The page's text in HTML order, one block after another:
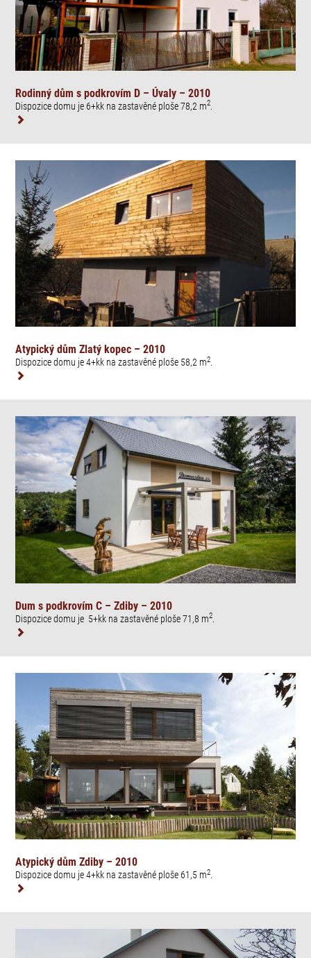
Rodinný dům s podkrovím D – Úvaly – 2010
Dispozice domu je 6+kk na zastavěné ploše 78,2 m2
Atypický dům Zlatý kopec – 2010
Dispozice domu je 4+kk na zastavěné ploše 58,2 m2
Dum s podkrovím C – Zdiby – 2010
Dispozice domu je 5+kk na zastavěné ploše 71,8 m2
Atypický dům Zdiby – 2010
Dispozice domu je 4+kk na zastavěné ploše 61,5 m2